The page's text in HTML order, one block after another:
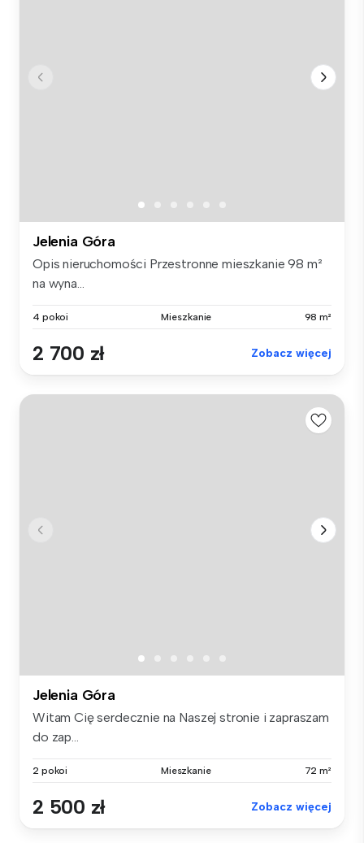
Jelenia Góra
Opis nieruchomości Przestronne mieszkanie 98 m²
na wyna...
4 pokoi Mieszkanie 98 m²
2 700 zł Zobacz więcej
Jelenia Góra
Witam Cię serdecznie na Naszej stronie i zapraszam
do zap...
2 pokoi Mieszkanie 72 m²
2 500 zł Zobacz więcej